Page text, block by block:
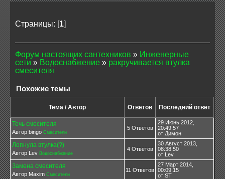
Страницы: [1]
Форум настоящих сантехников » Инженерные
сети » Водоснабжение » ракручивается втулка
смесителя
Похожие темы
Тема / Автор Ответов Последний ответ
Течь смесителя
Автор bingo Смесители
5 Ответов
29 Июнь 2012,
20:49:57
от Димон
Лопнула втулка(?)
Автор Lev Водоснабжение
4 Ответов
30 Август 2013,
08:38:50
от Lev
Замена смесителя
Автор Maxim Смесители
11 Ответов
27 Март 2014,
00:09:15
от ST